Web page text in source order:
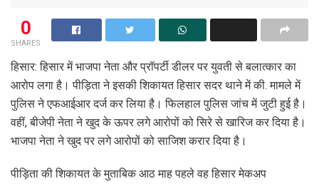
0
SHARES
हिसार: हिसार में भाजपा नेता और प्रॉपर्टी डीलर पर युवती से बलात्कार का
आरोप लगा है। पीड़िता ने इसकी शिकायत हिसार सदर थाने में की. मामले में
पुलिस ने एफआईआर दर्ज कर लिया है। फिलहाल पुलिस जांच में जुटी हुई है।
वहीं, बीजेपी नेता ने खुद के ऊपर लगे आरोपों को सिरे से खारिज कर दिया है।
भाजपा नेता ने खुद पर लगे आरोपों को साजिश करार दिया है।
पीड़िता की शिकायत के मुताबिक आठ माह पहले वह हिसार मेकअप